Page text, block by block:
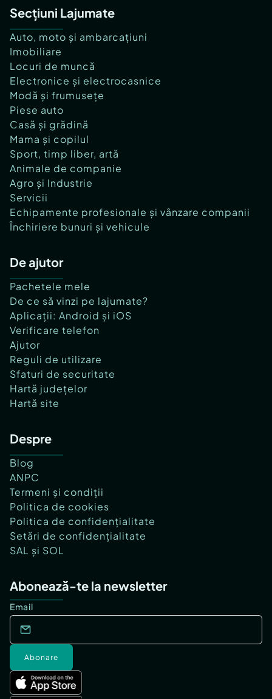
Secțiuni Lajumate
Auto, moto și ambarcațiuni
Imobiliare
Locuri de muncă
Electronice și electrocasnice
Modă și frumusețe
Piese auto
Casă și grădină
Mama și copilul
Sport, timp liber, artă
Animale de companie
Agro și Industrie
Servicii
Echipamente profesionale și vânzare companii
Închiriere bunuri și vehicule
De ajutor
Pachetele mele
De ce să vinzi pe lajumate?
Aplicații: Android și iOS
Verificare telefon
Ajutor
Reguli de utilizare
Sfaturi de securitate
Hartă județelor
Hartă site
Despre
Blog
ANPC
Termeni și condiții
Politica de cookies
Politica de confidențialitate
Setări de confidențialitate
SAL și SOL
Abonează-te la newsletter
Email
Abonare